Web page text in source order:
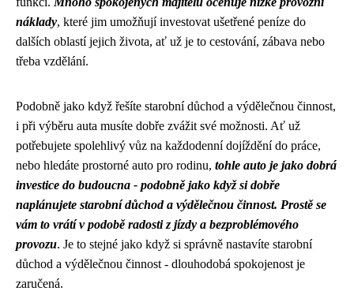
náklady, které jim umožňují investovat ušetřené peníze do
dalších oblastí jejich života, ať už je to cestování, zábava nebo
třeba vzdělání.
Podobně jako když řešíte starobní důchod a výdělečnou činnost,
i při výběru auta musíte dobře zvážit své možnosti. Ať už
potřebujete spolehlivý vůz na každodenní dojíždění do práce,
nebo hledáte prostorné auto pro rodinu, tohle auto je jako dobrá
investice do budoucna - podobně jako když si dobře
naplánujete starobní důchod a výdělečnou činnost. Prostě se
vám to vrátí v podobě radosti z jízdy a bezproblémového
provozu. Je to stejné jako když si správně nastavíte starobní
důchod a výdělečnou činnost - dlouhodobá spokojenost je
zaručená.